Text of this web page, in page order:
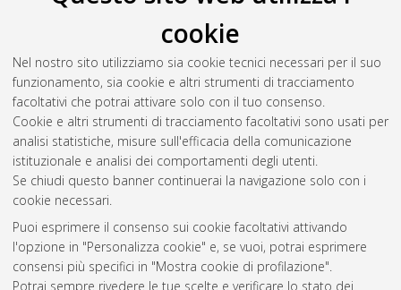
cookie
Nel nostro sito utilizziamo sia cookie tecnici necessari per il suo
funzionamento, sia cookie e altri strumenti di tracciamento
facoltativi che potrai attivare solo con il tuo consenso.
Cookie e altri strumenti di tracciamento facoltativi sono usati per
analisi statistiche, misure sull'efficacia della comunicazione
istituzionale e analisi dei comportamenti degli utenti.
Se chiudi questo banner continuerai la navigazione solo con i
cookie necessari.
Puoi esprimere il consenso sui cookie facoltativi attivando
l'opzione in "Personalizza cookie" e, se vuoi, potrai esprimere
consensi più specifici in "Mostra cookie di profilazione".
Potrai sempre rivedere le tue scelte e verificare lo stato dei
Gestione del documento:
Atom
Rss 1.0
Rss 2.0